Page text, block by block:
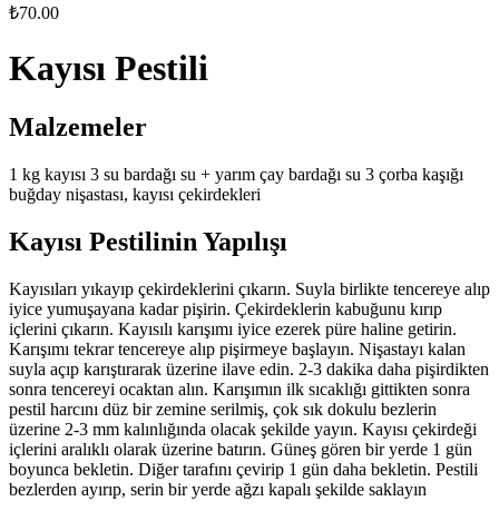
₺70.00
Kayısı Pestili
Malzemeler
1 kg kayısı 3 su bardağı su + yarım çay bardağı su 3 çorba kaşığı
buğday nişastası, kayısı çekirdekleri
Kayısı Pestilinin Yapılışı
Kayısıları yıkayıp çekirdeklerini çıkarın. Suyla birlikte tencereye alıp
iyice yumuşayana kadar pişirin. Çekirdeklerin kabuğunu kırıp
içlerini çıkarın. Kayısılı karışımı iyice ezerek püre haline getirin.
Karışımı tekrar tencereye alıp pişirmeye başlayın. Nişastayı kalan
suyla açıp karıştırarak üzerine ilave edin. 2-3 dakika daha pişirdikten
sonra tencereyi ocaktan alın. Karışımın ilk sıcaklığı gittikten sonra
pestil harcını düz bir zemine serilmiş, çok sık dokulu bezlerin
üzerine 2-3 mm kalınlığında olacak şekilde yayın. Kayısı çekirdeği
içlerini aralıklı olarak üzerine batırın. Güneş gören bir yerde 1 gün
boyunca bekletin. Diğer tarafını çevirip 1 gün daha bekletin. Pestili
bezlerden ayırıp, serin bir yerde ağzı kapalı şekilde saklayın